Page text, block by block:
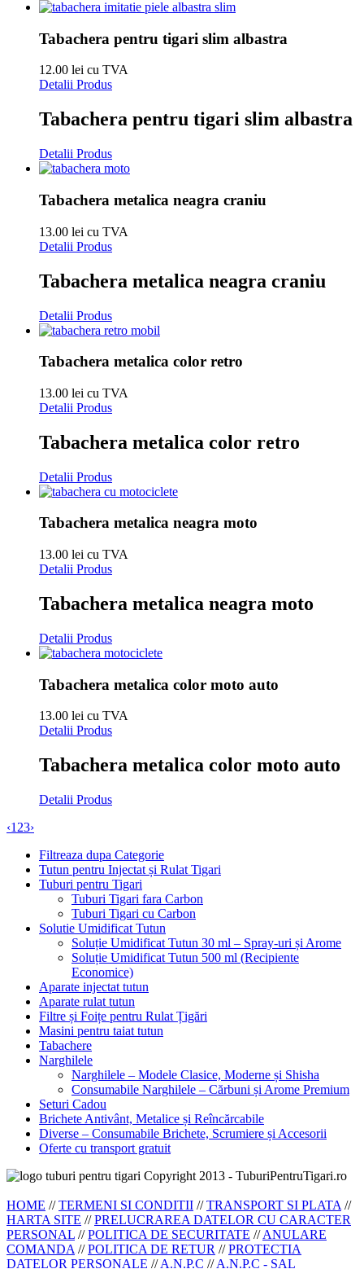
Tabachera pentru tigari slim albastra
12.00 lei cu TVA
Detalii Produs
Tabachera pentru tigari slim albastra
Detalii Produs
Tabachera metalica neagra craniu
13.00 lei cu TVA
Detalii Produs
Tabachera metalica neagra craniu
Detalii Produs
Tabachera metalica color retro
13.00 lei cu TVA
Detalii Produs
Tabachera metalica color retro
Detalii Produs
Tabachera metalica neagra moto
13.00 lei cu TVA
Detalii Produs
Tabachera metalica neagra moto
Detalii Produs
Tabachera metalica color moto auto
13.00 lei cu TVA
Detalii Produs
Tabachera metalica color moto auto
Detalii Produs
‹1 23›
Filtreaza dupa Categorie
Tutun pentru Injectat și Rulat Tigari
Tuburi pentru Tigari
Tuburi Tigari fara Carbon
Tuburi Tigari cu Carbon
Solutie Umidificat Tutun
Soluție Umidificat Tutun 30 ml – Spray-uri și Arome
Soluție Umidificat Tutun 500 ml (Recipiente
Economice)
Aparate injectat tutun
Aparate rulat tutun
Filtre și Foițe pentru Rulat Țigări
Masini pentru taiat tutun
Tabachere
Narghilele
Narghilele – Modele Clasice, Moderne și Shisha
Consumabile Narghilele – Cărbuni și Arome Premium
Seturi Cadou
Brichete Antivânt, Metalice și Reîncărcabile
Diverse – Consumabile Brichete, Scrumiere și Accesorii
Oferte cu transport gratuit
Copyright 2013 - TuburiPentruTigari.ro
HOME //TERMENI SI CONDITII //TRANSPORT SI PLATA //
HARTA SITE //PRELUCRAREA DATELOR CU CARACTER
PERSONAL //POLITICA DE SECURITATE //ANULARE
COMANDA //POLITICA DE RETUR //PROTECTIA
DATELOR PERSONALE //A.N.P.C //A.N.P.C - SAL